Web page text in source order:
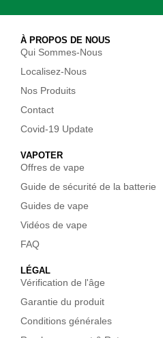
À PROPOS DE NOUS
Qui Sommes-Nous
Localisez-Nous
Nos Produits
Contact
Covid-19 Update
VAPOTER
Offres de vape
Guide de sécurité de la batterie
Guides de vape
Vidéos de vape
FAQ
LÉGAL
Vérification de l'âge
Garantie du produit
Conditions générales